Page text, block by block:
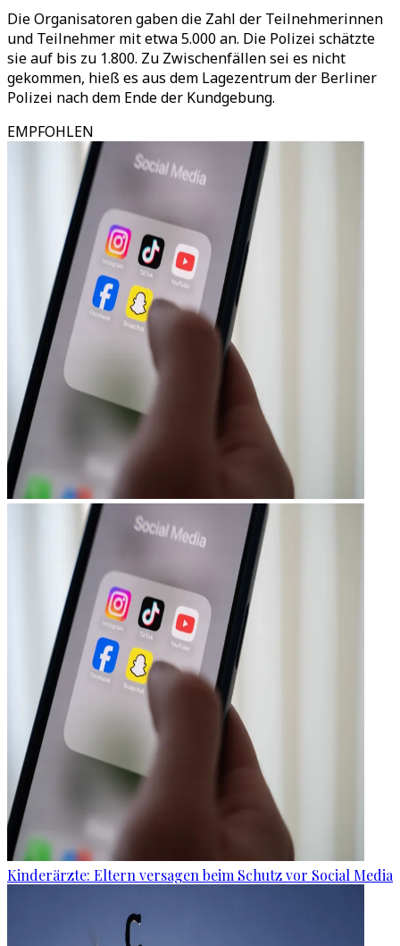
Die Organisatoren gaben die Zahl der Teilnehmerinnen
und Teilnehmer mit etwa 5.000 an. Die Polizei schätzte
sie auf bis zu 1.800. Zu Zwischenfällen sei es nicht
gekommen, hieß es aus dem Lagezentrum der Berliner
Polizei nach dem Ende der Kundgebung.
EMPFOHLEN
Kinderärzte: Eltern versagen beim Schutz vor Social Media